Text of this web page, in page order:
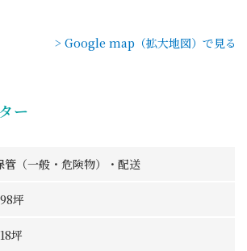
> Google map（拡大地図）で見る
ー
管（一般・危険物）・配送
坪
坪